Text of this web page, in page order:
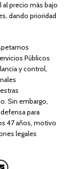
al precio más bajo
dando prioridad
Públicos
y control,
Sin embargo,
para
47 años, motivo
legales